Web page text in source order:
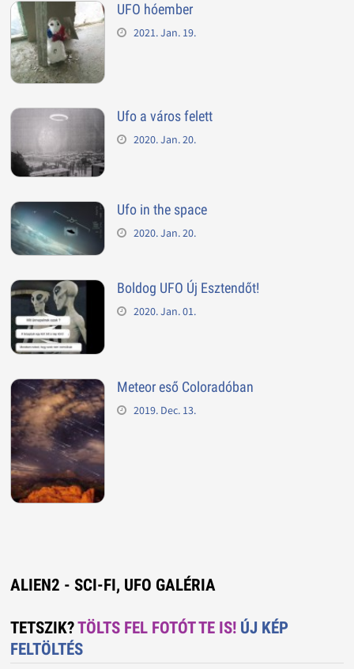
UFO hóember
2021. Jan. 19.
Ufo a város felett
2020. Jan. 20.
Ufo in the space
2020. Jan. 20.
Boldog UFO Új Esztendőt!
2020. Jan. 01.
Meteor eső Coloradóban
2019. Dec. 13.
ALIEN2 - SCI-FI, UFO GALÉRIA
TETSZIK?TÖLTS FEL FOTÓT TE IS! ÚJ KÉP
FELTÖLTÉS